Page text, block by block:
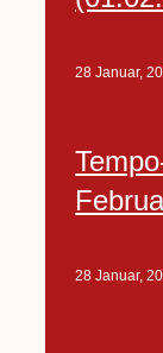
28 Januar,
28 Januar,